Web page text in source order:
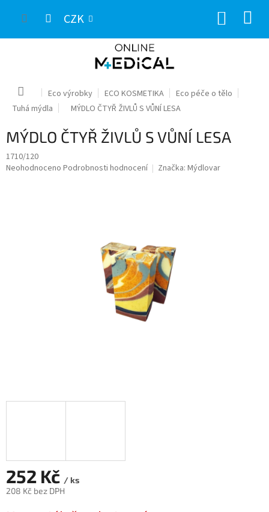
CZK
Domů Eco výrobky ECO KOSMETIKA
Eco péče o tělo
Tuhá mýdla
MÝDLO ČTYŘ ŽIVLŮ S VŮNÍ LESA
MÝDLO ČTYŘ ŽIVLŮ S VŮNÍ LESA
1710/120
Průměrné
Neohodnoceno Podrobnosti hodnocení Značka: Mýdlovar
252 Kč / ks
208 Kč bez DPH